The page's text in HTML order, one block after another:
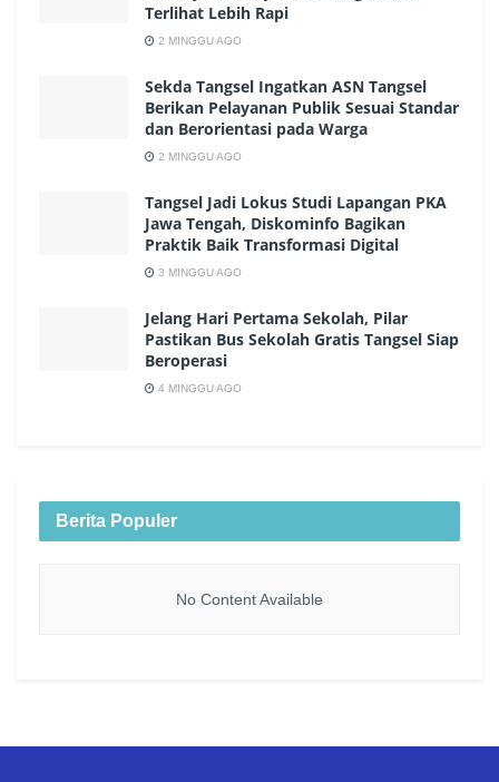
Terlihat Lebih Rapi
2 MINGGU AGO
Sekda Tangsel Ingatkan ASN Tangsel
Berikan Pelayanan Publik Sesuai Standar
dan Berorientasi pada Warga
2 MINGGU AGO
Tangsel Jadi Lokus Studi Lapangan PKA
Jawa Tengah, Diskominfo Bagikan
Praktik Baik Transformasi Digital
3 MINGGU AGO
Jelang Hari Pertama Sekolah, Pilar
Pastikan Bus Sekolah Gratis Tangsel Siap
Beroperasi
4 MINGGU AGO
Berita Populer
No Content Available